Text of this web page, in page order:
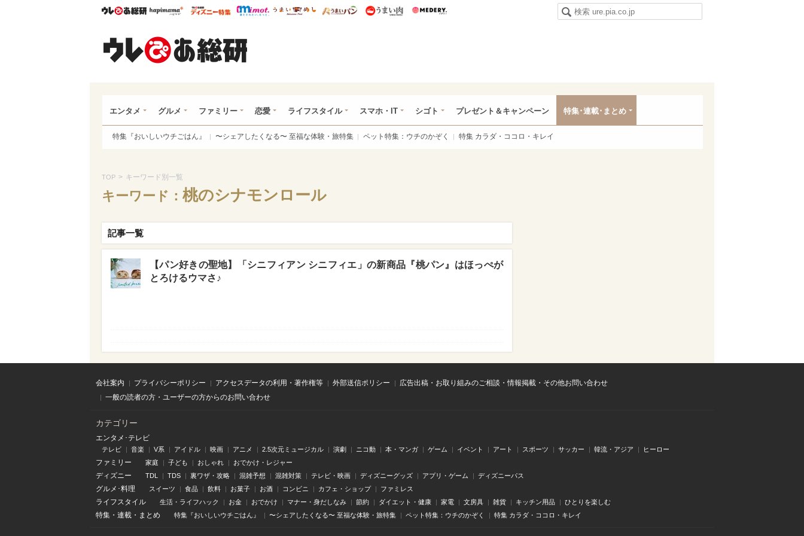
ウレぴあ総研ハピママ* ウレぴあ総研 ディズニー特集
mimot. うまいめし うまいパン うまい肉
エンタメ グルメ ファミリー 恋愛 ライフスタイル スマホ・IT シゴト プレゼント＆キャンペーン 特集･連載･まとめ
特集『おいしいウチごはん』 〜シェアしたくなる〜 至福な体験・旅特集 ペット特集：ウチのかぞく 特集 カラダ・ココロ・キレイ
TOP > キーワード別一覧
キーワード： 桃のシナモンロール
記事一覧
【パン好きの聖地】「シニフィアン シニフィエ」の新商品『桃パン』はほっぺが
とろけるウマさ♪
会社案内 プライバシーポリシー アクセスデータの利用・著作権等 外部送信ポリシー
広告出稿・お取り組みのご相談・情報掲載・その他お問い合わせ
一般の読者の方・ユーザーの方からのお問い合わせ
カテゴリー
エンタメ･テレビ
テレビ 音楽 V系 アイドル 映画 アニメ 2.5次元ミュージカル 演劇 ニコ動 本・マンガ ゲーム イベント アート スポーツ サッカー 韓流・アジア ヒーロー
ファミリー 家庭 子ども おしゃれ おでかけ・レジャー
ディズニー TDL TDS 裏ワザ・攻略 混雑予想 混雑対策 テレビ・映画 ディズニーグッズ アプリ・ゲーム ディズニーパス
グルメ･料理 スイーツ 食品 飲料 お菓子 お酒 コンビニ カフェ・ショップ ファミレス
ライフスタイル 生活・ライフハック お金 おでかけ マナー・身だしなみ 節約 ダイエット・健康 家電 文房具 雑貨 キッチン用品 ひとりを楽しむ
特集 ・ 連載 ・ まとめ 特集『おいしいウチごはん』 〜シェアしたくなる〜 至福な体験・旅特集 ペット特集：ウチのかぞく 特集 カラダ・ココロ・キレイ